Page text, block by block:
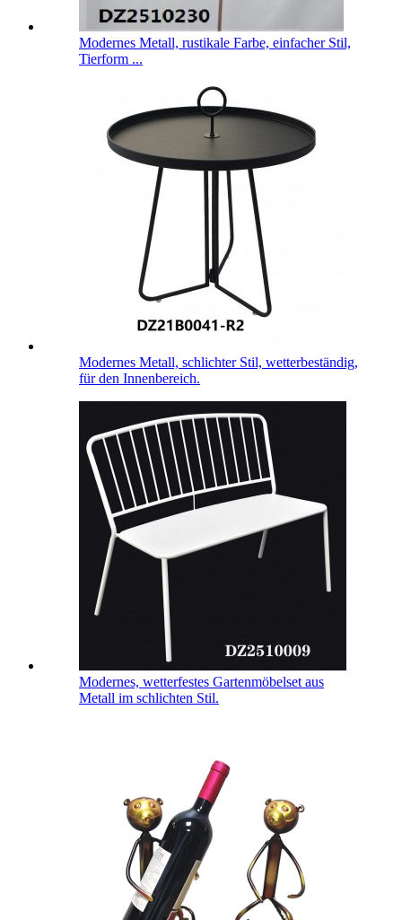
Modernes Metall, rustikale Farbe, einfacher Stil,
Tierform ...
Modernes Metall, schlichter Stil, wetterbeständig,
für den Innenbereich.
Modernes, wetterfestes Gartenmöbelset aus
Metall im schlichten Stil.